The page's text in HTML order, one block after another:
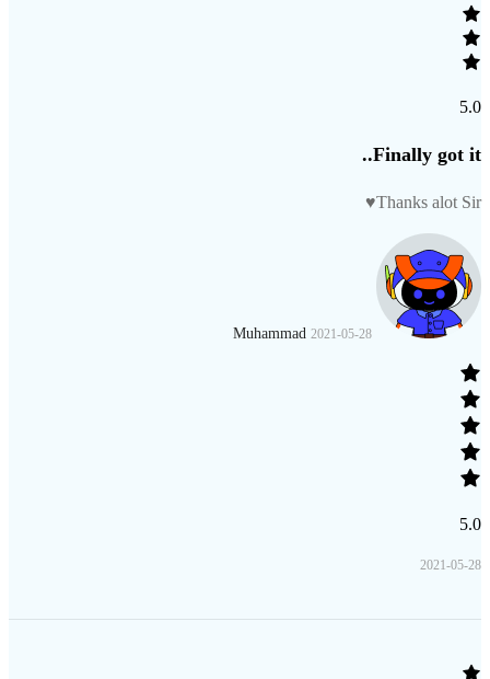
5.0
Finally got it..
Thanks alot Sir♥️
Muhammad 2021-05-28
5.0
2021-05-28